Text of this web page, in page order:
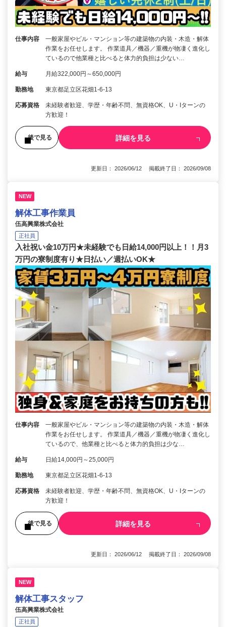
仕事内容
一般家屋やビル・マンション等の建築物の内装・木造・解体
作業をお任せします。 作業道具／機器／重機が物凄く進化し
ているので他業種と比べると体力的負担は少ない…
給与 月給322,000円～650,000円
勤務地 東京都足立区花畑1-6-13
応募資格
未経験者歓迎、学歴・年齢不問、無資格OK、U・Iターンの
方歓迎！
後で見る 詳細を見る
更新日： 2026/06/12 掲載終了日： 2026/09/08
NEW
解体工事作業員
伍高興業株式会社
正社員
入社祝い金10万円★未経験でも日給14,000円以上！！月3
万円の寮制度有り★日払い／週払いOK★
仕事内容
一般家屋やビル・マンション等の建築物の内装・木造・解体
作業をお任せします。 作業道具／機器／重機が物凄く進化し
ているので、他業種と比べると体力的負担は少な…
給与 日給14,000円～25,000円
勤務地 東京都足立区花畑1-6-13
応募資格
未経験者歓迎、学歴・年齢不問、無資格OK、U・Iターンの
方歓迎！
後で見る 詳細を見る
更新日： 2026/06/12 掲載終了日： 2026/09/08
NEW
解体工事スタッフ
伍高興業株式会社
正社員